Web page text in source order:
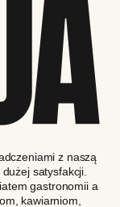
z naszą
satysfakcji.
gastronomii a
kawiarniom,